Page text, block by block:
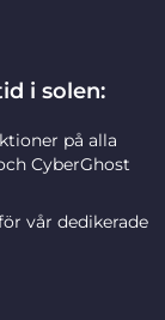
i solen:
på alla
CyberGhost
vår dedikerade